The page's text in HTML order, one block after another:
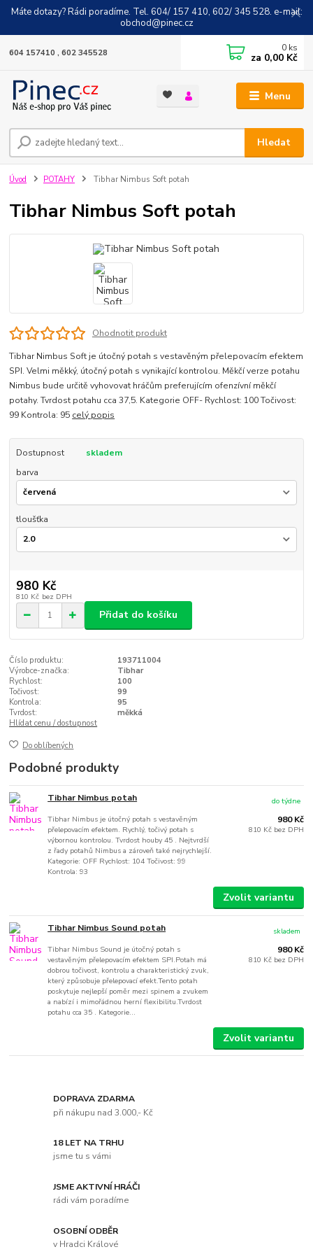
Máte dotazy? Rádi poradíme. Tel. 604/ 157 410, 602/ 345 528. e-mail:
obchod@pinec.cz
Menu
Hledat
604 157410 , 602 345528 0 ks
za 0,00 Kč
Úvod POTAHY Tibhar Nimbus Soft potah
Tibhar Nimbus Soft potah
Ohodnotit produkt
Tibhar Nimbus Soft je útočný potah s vestavěným přelepovacím efektem
SPI. Velmi měkký, útočný potah s vynikající kontrolou. Měkčí verze potahu
Nimbus bude určitě vyhovovat hráčům preferujícím ofenzívní měkčí
potahy. Tvrdost potahu cca 37,5. Kategorie OFF- Rychlost: 100 Točivost:
99 Kontrola: 95 celý popis
Dostupnost
skladem
barva
tloušťka
980 Kč
810 Kč bez DPH
Přidat do košíku
Číslo produktu:
193711004
Výrobce-značka:
Tibhar
Rychlost:
100
Točivost:
99
Kontrola:
95
Tvrdost:
měkká
Hlídat cenu / dostupnost
Do oblíbených
Podobné produkty
Tibhar Nimbus potah
Tibhar Nimbus je útočný potah s vestavěným
přelepovacím efektem. Rychlý, točivý potah s
výbornou kontrolou. Tvrdost houby 45 . Nejtvrdší
z řady potahů Nimbus a zároveň také nejrychlejší.
Kategorie: OFF Rychlost: 104 Točivost: 99
Kontrola: 93
980 Kč
810 Kč bez DPH
do týdne
Zvolit variantu
Tibhar Nimbus Sound potah
Tibhar Nimbus Sound je útočný potah s
vestavěným přelepovacím efektem SPI.Potah má
dobrou točivost, kontrolu a charakteristický zvuk,
který způsobuje přelepovací efekt.Tento potah
poskytuje nejlepší poměr mezi spinem a zvukem
a nabízí i mimořádnou herní flexibilitu.Tvrdost
potahu cca 35 . Kategorie...
980 Kč
810 Kč bez DPH
skladem
Zvolit variantu
DOPRAVA ZDARMA
při nákupu nad 3.000,- Kč
18 LET NA TRHU
jsme tu s vámi
JSME AKTIVNÍ HRÁČI
rádi vám poradíme
OSOBNÍ ODBĚR
v Hradci Králové